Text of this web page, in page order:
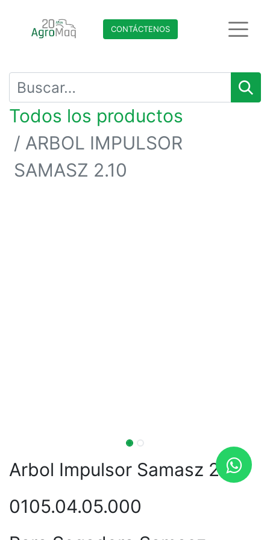
CONTÁCTENO​​​​S
Todos los productos
ARBOL IMPULSOR
SAMASZ 2.10
Arbol Impulsor Samasz 2.10
0105.04.05.000